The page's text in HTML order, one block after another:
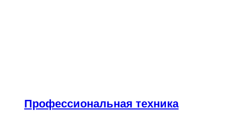
Профессиональная техника